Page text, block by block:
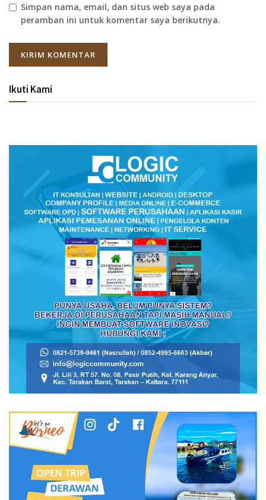
Simpan nama, email, dan situs web saya pada
peramban ini untuk komentar saya berikutnya.
Ikuti Kami